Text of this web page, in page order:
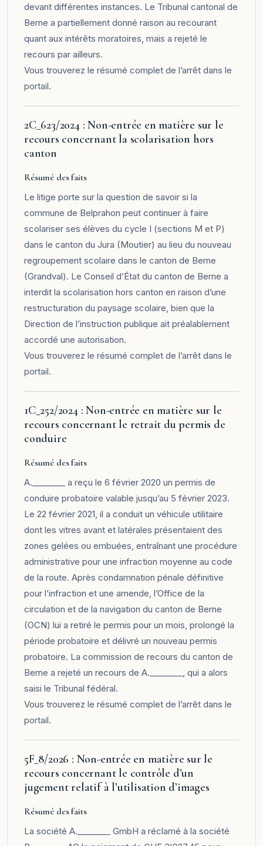
devant différentes instances. Le Tribunal cantonal de
Berne a partiellement donné raison au recourant
quant aux intérêts moratoires, mais a rejeté le
recours par ailleurs.
Vous trouverez le résumé complet de l’arrêt dans le
portail.
2C_623/2024 : Non-entrée en matière sur le
recours concernant la scolarisation hors
canton
Résumé des faits
Le litige porte sur la question de savoir si la
commune de Belprahon peut continuer à faire
scolariser ses élèves du cycle I (sections M et P)
dans le canton du Jura (Moutier) au lieu du nouveau
regroupement scolaire dans le canton de Berne
(Grandval). Le Conseil d’État du canton de Berne a
interdit la scolarisation hors canton en raison d’une
restructuration du paysage scolaire, bien que la
Direction de l’instruction publique ait préalablement
accordé une autorisation.
Vous trouverez le résumé complet de l’arrêt dans le
portail.
1C_252/2024 : Non-entrée en matière sur le
recours concernant le retrait du permis de
conduire
Résumé des faits
A.________ a reçu le 6 février 2020 un permis de
conduire probatoire valable jusqu’au 5 février 2023.
Le 22 février 2021, il a conduit un véhicule utilitaire
dont les vitres avant et latérales présentaient des
zones gelées ou embuées, entraînant une procédure
administrative pour une infraction moyenne au code
de la route. Après condamnation pénale définitive
pour l’infraction et une amende, l’Office de la
circulation et de la navigation du canton de Berne
(OCN) lui a retiré le permis pour un mois, prolongé la
période probatoire et délivré un nouveau permis
probatoire. La commission de recours du canton de
Berne a rejeté un recours de A.________, qui a alors
saisi le Tribunal fédéral.
Vous trouverez le résumé complet de l’arrêt dans le
portail.
5F_8/2026 : Non-entrée en matière sur le
recours concernant le contrôle d’un
jugement relatif à l’utilisation d’images
Résumé des faits
La société A.________ GmbH a réclamé à la société